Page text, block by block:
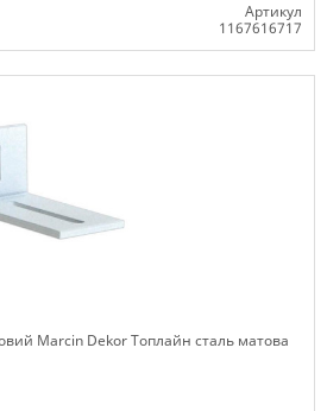
Артикул
1167616717
Marcin Dekor Топлайн сталь матова